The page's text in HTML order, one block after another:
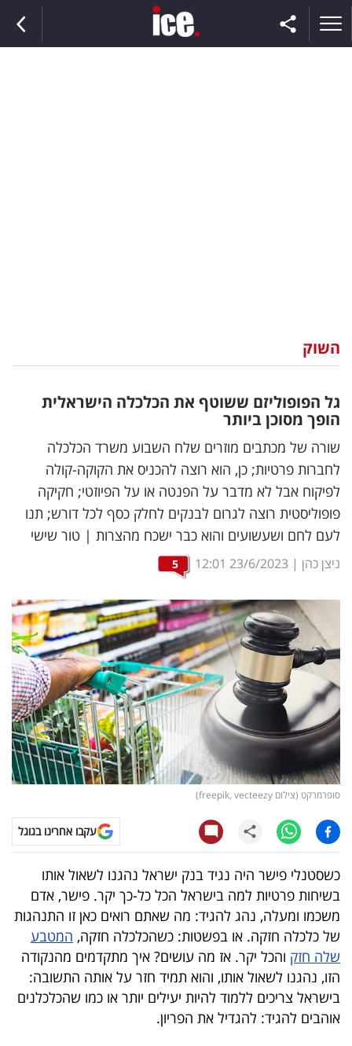
וצרכנות
דיגיטל
וטק
שיווק
ופרסום
משפט
מדדים
ומחקרים
דעות
רכילות
עסקית
קריפטו
ויראלי
עסקי
ספורט
קריירה
ולימודים
מינויים
רייטינג
השוק
גל הפופוליזם ששוטף את הכלכלה הישראלית
הופך מסוכן ביותר
שורה של מכתבים מוזרים שלח השבוע משרד הכלכלה
לחברות פרטיות; כן, הוא רוצה להכניס את הקוקה-קולה
לפיקוח אבל לא מדבר על הפנטה או על הפיוזטי; חקיקה
פופוליסטית רוצה לגרום לבנקים לחלק כסף לכל דורש; תנו
לעם לחם ושעשועים והוא כבר ישכח מהצרות | טור שישי
ניצן כהן |
23/6/2023
12:01
5
סופרמרקט (צילום freepik, vecteezy)
עקבו אחרינו בגוגל
כשסטנלי פישר היה נגיד בנק ישראל נהגנו לשאול אותו
בשיחות פרטיות למה בישראל הכל כל-כך יקר. פישר, אדם
משכמו ומעלה, נהג להגיד: מה שאתם רואים כאן זו התנהגות
של כלכלה חזקה. או בפשטות: כשהכלכלה חזקה, המטבע
שלה חזק והכל יקר. אז מה עושים? איך מתקדמים מהנקודה
הזו, נהגנו לשאול אותו, והוא תמיד חזר על אותה התשובה:
בישראל צריכים ללמוד להיות יעילים יותר או כמו שהכלכלנים
אוהבים להגיד: להגדיל את הפריון.